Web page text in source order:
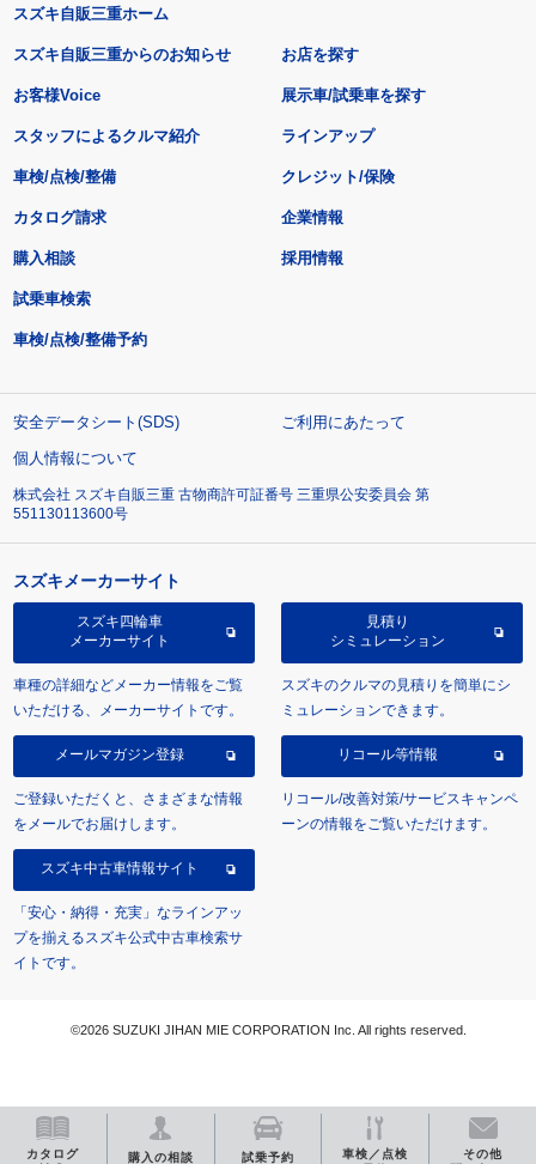
カタログ
購入の相談 試乗予約
車検／点検
その他
スズキ自販三重ホーム
スズキ自販三重からのお知らせ
お客様Voice
スタッフによるクルマ紹介
お店を探す
展示車/試乗車を探す
ラインアップ
車検/点検/整備 クレジット/保険
カタログ請求
購入相談
試乗車検索
車検/点検/整備予約
企業情報
採用情報
安全データシート(SDS)
ご利用にあたって
個人情報について
株式会社 スズキ自販三重 古物商許可証番号 三重県公安委員会 第
551130113600号
スズキメーカーサイト
スズキ四輪車
メーカーサイト
車種の詳細などメーカー情報をご覧
いただける、メーカーサイトです。
見積り
シミュレーション
スズキのクルマの見積りを簡単にシ
ミュレーションできます。
メールマガジン登録
ご登録いただくと、さまざまな情報
をメールでお届けします。
リコール等情報
リコール/改善対策/サービスキャンペ
ーンの情報をご覧いただけます。
スズキ中古車情報サイト
「安心・納得・充実」なラインアッ
プを揃えるスズキ公式中古車検索サ
イトです。
©2026 SUZUKI JIHAN MIE CORPORATION Inc. All rights reserved.